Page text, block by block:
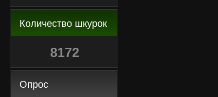
Количество шкурок
8172
Опрос